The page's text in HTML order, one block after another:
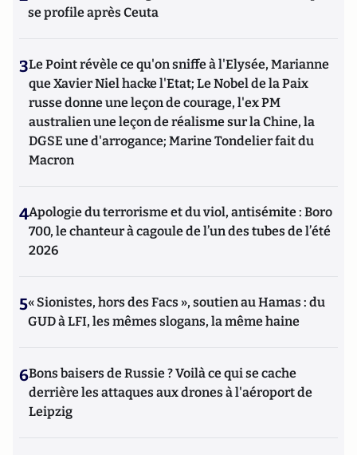
se profile après Ceuta
3Le Point révèle ce qu'on sniffe à l'Elysée, Marianne
que Xavier Niel hacke l'Etat; Le Nobel de la Paix
russe donne une leçon de courage, l'ex PM
australien une leçon de réalisme sur la Chine, la
DGSE une d'arrogance; Marine Tondelier fait du
Macron
4Apologie du terrorisme et du viol, antisémite : Boro
700, le chanteur à cagoule de l’un des tubes de l’été
2026
5« Sionistes, hors des Facs », soutien au Hamas : du
GUD à LFI, les mêmes slogans, la même haine
6Bons baisers de Russie ? Voilà ce qui se cache
derrière les attaques aux drones à l'aéroport de
Leipzig